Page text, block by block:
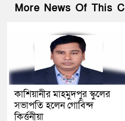
More News Of This
কাশিয়ানীর মাহমুদপুর স্কুলের
সভাপতি হলেন গোবিন্দ
কির্ত্তনীয়া